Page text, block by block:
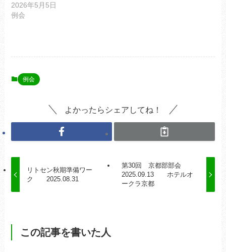
2026年5月5日
例会
例会
よかったらシェアしてね！
リトセン秋期準備ワー
ク 2025.08.31
第30回 京都部部会
2025.09.13 ホテルオ
ークラ京都
この記事を書いた人